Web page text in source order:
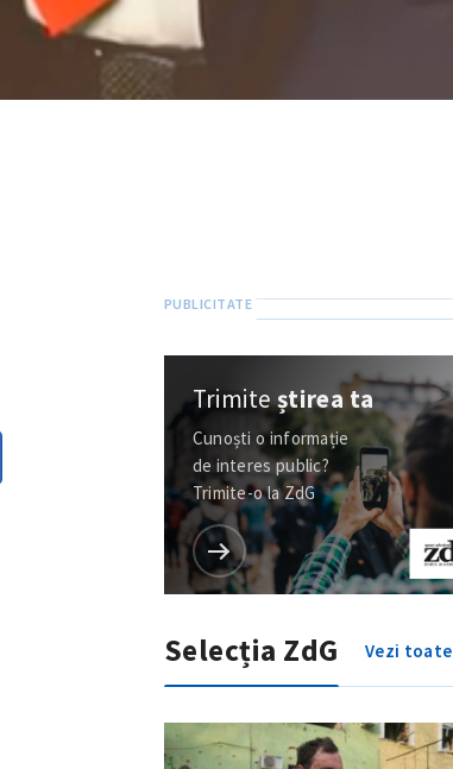
Trimiteștirea ta
Cunoști o informație
de interes public?
Trimite-o la ZdG
Selecția ZdG Vezi toate